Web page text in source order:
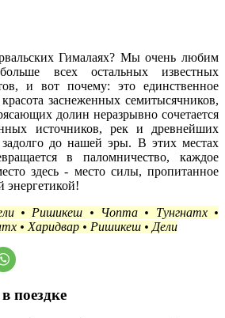
Гималаях? Мы очень любим
всех остальных известных
и вот почему: это единственное
заснеженных семитысячников,
долин неразрывно сочетается
источников, рек и древнейших
до нашей эры. В этих местах
в паломничество, каждое
здесь - место силы, пропитанное
энергетикой!
• Ришикеш • Чопта • Тунгнатх •
• Харидвар • Ришикеш • Дели
поездке